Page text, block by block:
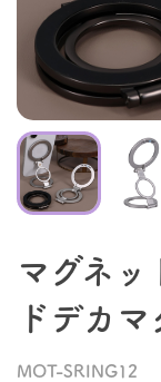
マグネ
ドデカ
MOT-SRING12